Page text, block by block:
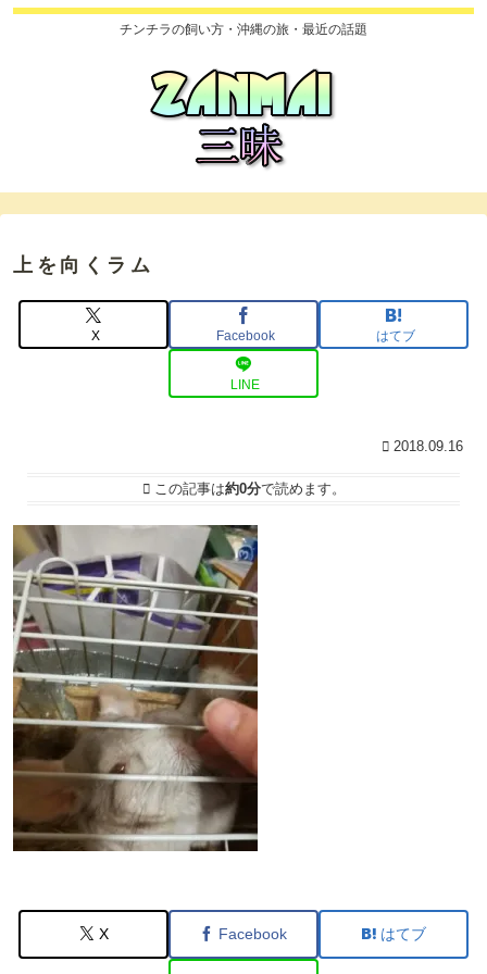
チンチラの飼い方・沖縄の旅・最近の話題
上を向くラム
X Facebook はてブ
LINE
2018.09.16
この記事は約0分で読めます。
X Facebook はてブ